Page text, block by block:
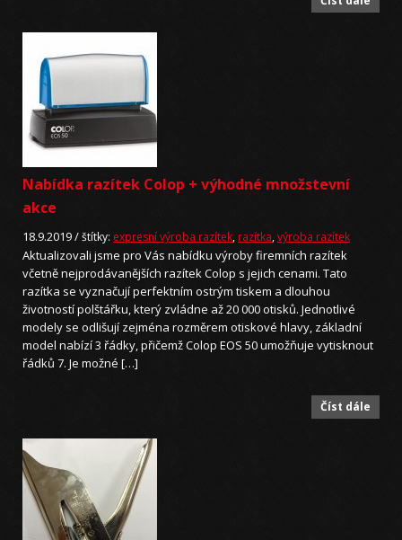
Nabídka razítek Colop + výhodné množstevní
akce
18.9.2019 /štítky: expresní výroba razítek, razítka,výroba razítek
Aktualizovali jsme pro Vás nabídku výroby firemních razítek
včetně nejprodávanějších razítek Colop s jejich cenami. Tato
razítka se vyznačují perfektním ostrým tiskem a dlouhou
životností polštářku, který zvládne až 20 000 otisků. Jednotlivé
modely se odlišují zejména rozměrem otiskové hlavy, základní
model nabízí 3 řádky, přičemž Colop EOS 50 umožňuje vytisknout
řádků 7. Je možné […]
Číst dále